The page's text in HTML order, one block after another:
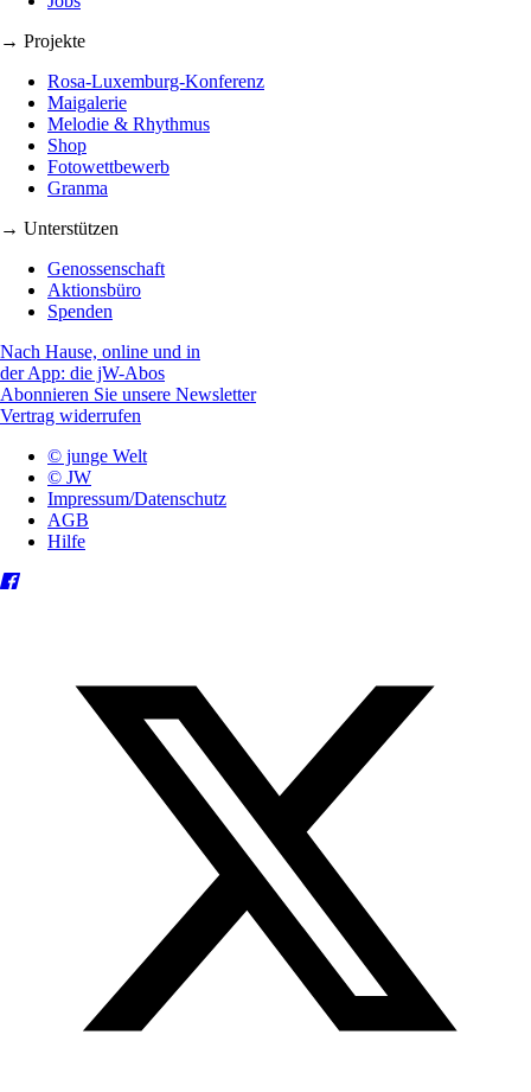
→ Projekte
Rosa-Luxemburg-Konferenz
Maigalerie
Melodie & Rhythmus
Shop
Fotowettbewerb
Granma
→ Unterstützen
Genossenschaft
Aktionsbüro
Spenden
Nach Hause, online und in
der App: die jW-Abos
Abonnieren Sie unsere Newsletter
Vertrag widerrufen
© junge Welt
© JW
Impressum/Datenschutz
AGB
Hilfe